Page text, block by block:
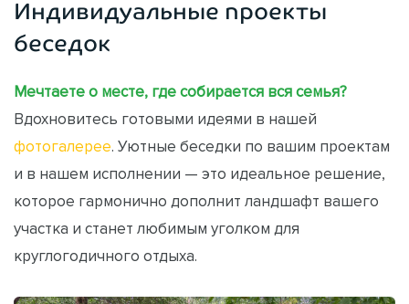
Индивидуальные проекты
беседок
Мечтаете о месте, где собирается вся семья?
Вдохновитесь готовыми идеями в нашей
фотогалерее. Уютные беседки по вашим проектам
и в нашем исполнении — это идеальное решение,
которое гармонично дополнит ландшафт вашего
участка и станет любимым уголком для
круглогодичного отдыха.